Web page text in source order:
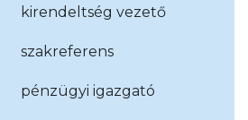
kirendeltség vezető
szakreferens
pénzügyi igazgató